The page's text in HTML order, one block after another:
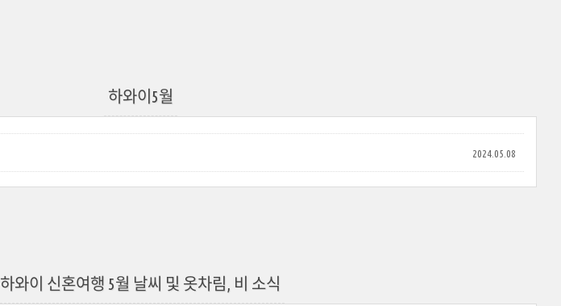
하와이5월
2024.05.08
하와이 신혼여행 5월 날씨 및 옷차림, 비 소식